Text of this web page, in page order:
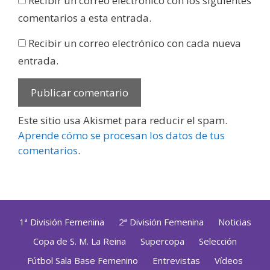
comentarios a esta entrada.
Recibir un correo electrónico con cada nueva
entrada.
Este sitio usa Akismet para reducir el spam.
Aprende cómo se procesan los datos de tus
comentarios.
1ª División Femenina 2ª División Femenina
Noticias
Copa de S. M. La Reina
Supercopa
Selección
Fútbol Sala Base Femenino
Entrevistas Vídeos